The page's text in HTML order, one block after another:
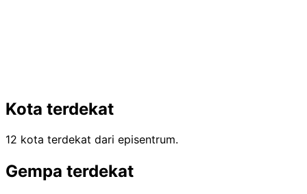
Kota terdekat
12 kota terdekat dari episentrum.
Gempa terdekat